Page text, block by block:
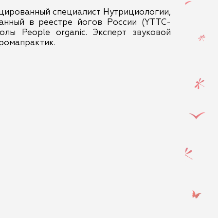
специалист Нутрициологии,
в реестре йогов России (YTTC-
People organic. Эксперт звуковой